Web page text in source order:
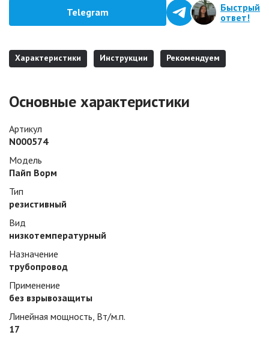
Telegram
Быстрый
ответ!
Характеристики Инструкции Рекомендуем
Основные характеристики
Артикул
N000574
Модель
Пайп Ворм
Тип
резистивный
Вид
низкотемпературный
Назначение
трубопровод
Применение
без взрывозащиты
Линейная мощность, Вт/м.п.
17